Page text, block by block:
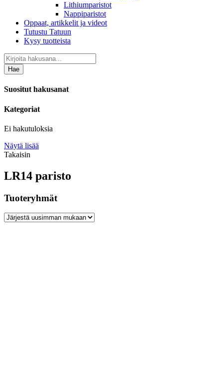
Lithiumparistot
Nappiparistot
Oppaat, artikkelit ja videot
Tutustu Tatuun
Kysy tuotteista
Hae
Suositut hakusanat
Kategoriat
Ei hakutuloksia
Näytä lisää
Takaisin
LR14 paristo
Tuoteryhmät